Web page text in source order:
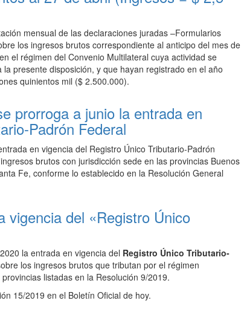
mensual de las declaraciones juradas –Formularios
los ingresos brutos correspondiente al anticipo del mes de
el régimen del Convenio Multilateral cuya actividad se
presente disposición, y que hayan registrado en el año
quinientos mil ($ 2.500.000).
prorroga a junio la entrada en
Padrón Federal
en vigencia del Registro Único Tributario-Padrón
brutos con jurisdicción sede en las provincias Buenos
Fe, conforme lo establecido en la Resolución General
vigencia del «Registro Único
la entrada en vigencia del Registro Único Tributario-
los ingresos brutos que tributan por el régimen
listadas en la Resolución 9/2019.
15/2019 en el Boletín Oficial de hoy.